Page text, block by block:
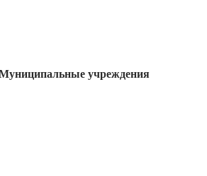
учреждения